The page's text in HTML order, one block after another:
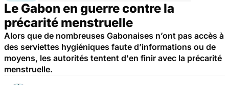
Le Gabon en guerre contre la
précarité menstruelle
Alors que de nombreuses Gabonaises n’ont pas accès à
des serviettes hygiéniques faute d’informations ou de
moyens, les autorités tentent d'en finir avec la précarité
menstruelle.